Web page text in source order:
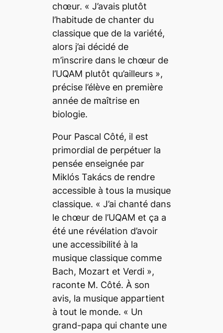
chœur. « J’avais plutôt
l’habitude de chanter du
classique que de la variété,
alors j’ai décidé de
m’inscrire dans le chœur de
l’UQAM plutôt qu’ailleurs »,
précise l’élève en première
année de maîtrise en
biologie.
Pour Pascal Côté, il est
primordial de perpétuer la
pensée enseignée par
Miklós Takács de rendre
accessible à tous la musique
classique. « J’ai chanté dans
le chœur de l’UQAM et ça a
été une révélation d’avoir
une accessibilité à la
musique classique comme
Bach, Mozart et Verdi»,
raconte M. Côté. À son
avis, la musique appartient
à tout le monde. « Un
grand-papa qui chante une